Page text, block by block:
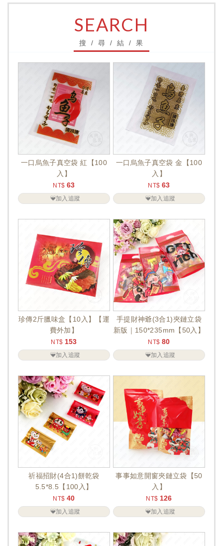
SEARCH
搜 / 尋 / 結 / 果
一口烏魚子真空袋 紅【100
入】
NT$ 63
加入追蹤
一口烏魚子真空袋 金【100
入】
NT$ 63
加入追蹤
珍傳2斤臘味盒【10入】【運
費外加】
NT$ 153
加入追蹤
手提財神爺(3合1)夾鏈立袋
新版｜150*235mm【50入】
NT$ 80
加入追蹤
祈福招財(4合1)餅乾袋
5.5*8.5【100入】
NT$ 40
加入追蹤
事事如意開窗夾鏈立袋【50
入】
NT$ 126
加入追蹤